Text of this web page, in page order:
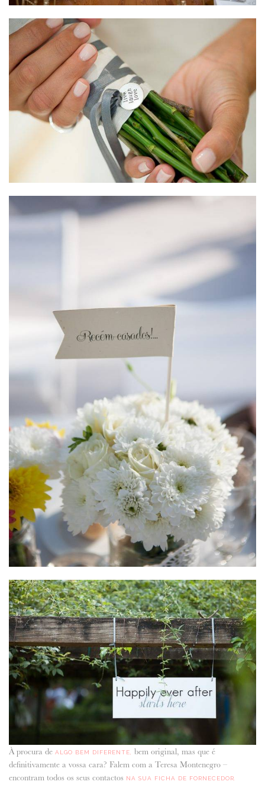
À procura de ALGO BEM DIFERENTE,
bem original, mas que é
definitivamente a vossa cara? Falem com a Teresa Montenegro –
encontram todos os seus contactos NA SUA FICHA DE FORNECEDOR.